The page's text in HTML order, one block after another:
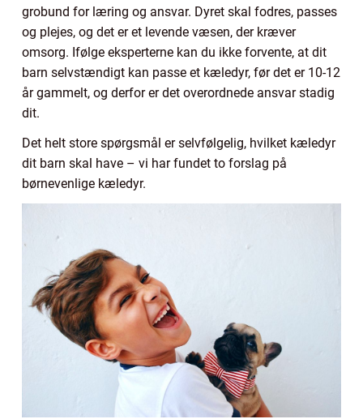
grobund for læring og ansvar. Dyret skal fodres, passes
og plejes, og det er et levende væsen, der kræver
omsorg. Ifølge eksperterne kan du ikke forvente, at dit
barn selvstændigt kan passe et kæledyr, før det er 10-12
år gammelt, og derfor er det overordnede ansvar stadig
dit.
Det helt store spørgsmål er selvfølgelig, hvilket kæledyr
dit barn skal have – vi har fundet to forslag på
børnevenlige kæledyr.